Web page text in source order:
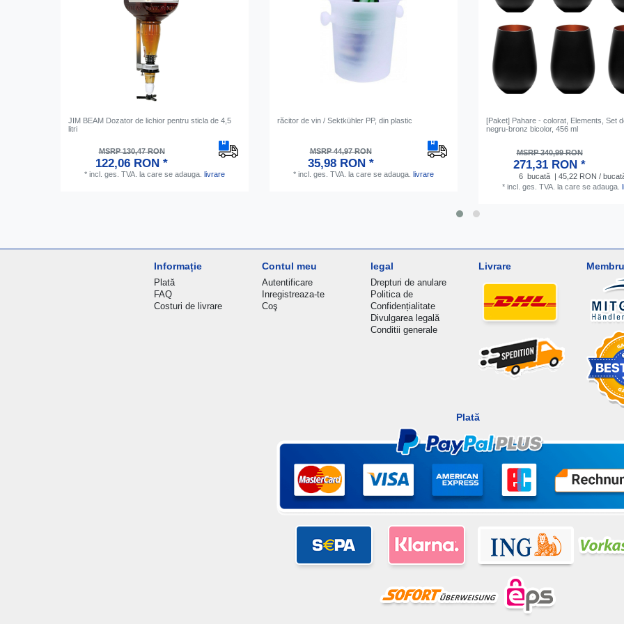
JIM BEAM Dozator de lichior pentru sticla de 4,5
litri
MSRP 130,47 RON
122,06 RON *
* incl. ges. TVA. la care se adauga. livrare
răcitor de vin / Sektkühler PP, din plastic
MSRP 44,97 RON
35,98 RON *
* incl. ges. TVA. la care se adauga. livrare
[Paket] Pahare - colorat, Elements, Set
negru-bronz bicolor, 456 ml
MSRP 340,99 RON
271,31 RON *
6 bucată | 45,22 RON /
* incl. ges. TVA. la care se adauga.
Informație
Plată
FAQ
Costuri de livrare
Contul meu
Autentificare
Inregistreaza-te
Coş
legal
Drepturi de anulare
Politica de
Confidențialitate
Divulgarea legală
Conditii generale
Livrare
Plată